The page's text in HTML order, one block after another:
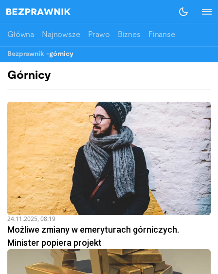
Główna Najnowsze Prawo Biznes Finanse
Bezprawnik -górnicy
Górnicy
24.11.2025, 08:19
Możliwe zmiany w emeryturach górniczych.
Minister popiera projekt